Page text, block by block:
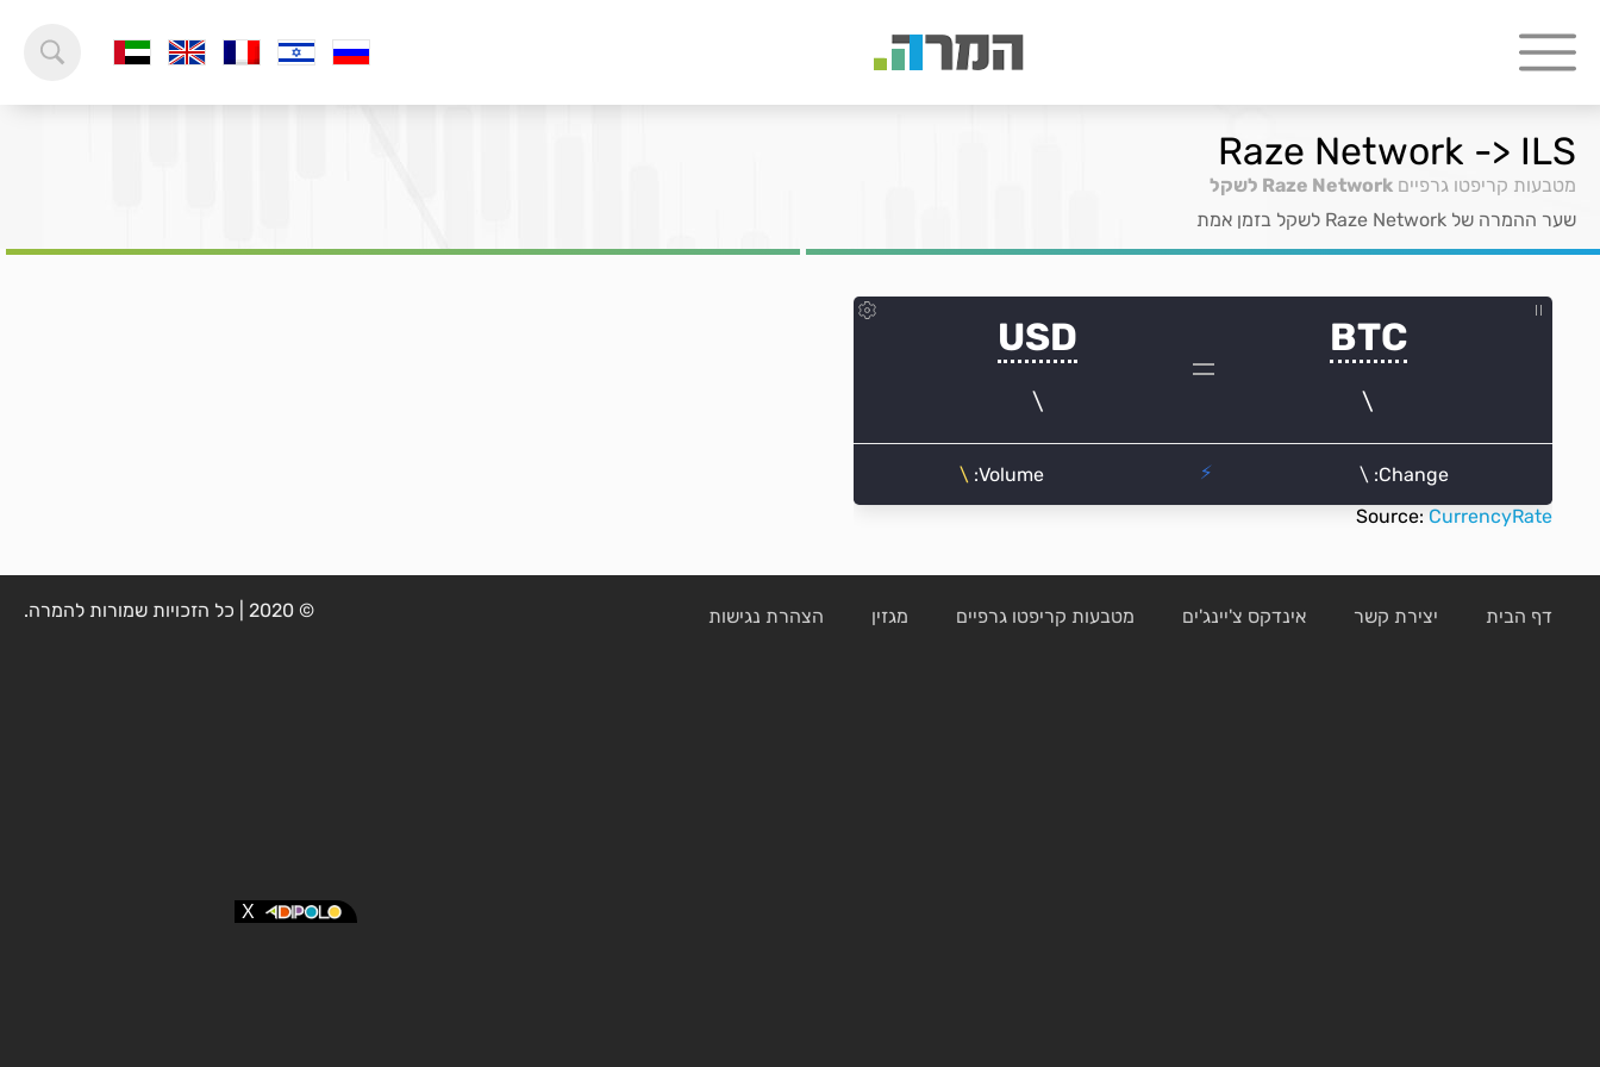
Raze Network -> ILS
מטבעות קריפטו גרפיים Raze Network לשקל
שער ההמרה של Raze Network לשקל בזמן אמת
Source: CurrencyRate
דף הבית יצירת קשר אינדקס צ'יינג'ים מטבעות קריפטו גרפיים מגזין הצהרת נגישות © 2020 | כל הזכויות שמורות להמרה.